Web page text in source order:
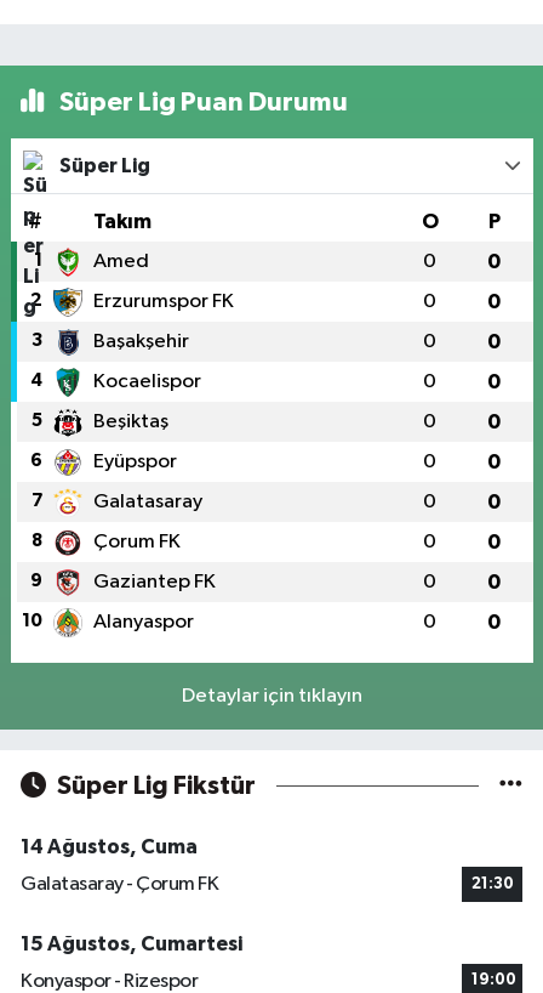
Süper Lig Puan Durumu
Süper Lig
# Takım O P
1 Amed 0 0
2 Erzurumspor FK 0 0
3 Başakşehir 0 0
4 Kocaelispor 0 0
5 Beşiktaş 0 0
6 Eyüpspor 0 0
7 Galatasaray 0 0
8 Çorum FK 0 0
9 Gaziantep FK 0 0
10 Alanyaspor 0 0
Detaylar için tıklayın
Süper Lig Fikstür
14 Ağustos, Cuma
Galatasaray - Çorum FK
21:30
15 Ağustos, Cumartesi
Konyaspor - Rizespor
19:00